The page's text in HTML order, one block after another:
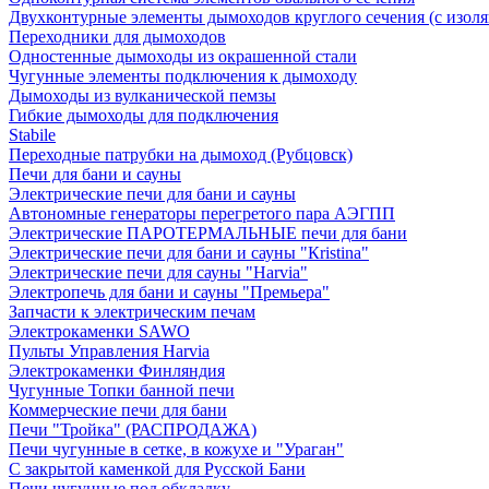
Двухконтурные элементы дымоходов круглого сечения (с
Переходники для дымоходов
Одностенные дымоходы из окрашенной стали
Чугунные элементы подключения к дымоходу
Дымоходы из вулканической пемзы
Гибкие дымоходы для подключения
Stabile
Переходные патрубки на дымоход (Рубцовск)
Печи для бани и сауны
Электрические печи для бани и сауны
Автономные генераторы перегретого пара АЭГПП
Электрические ПАРОТЕРМАЛЬНЫЕ печи для бани
Электрические печи для бани и сауны "Кristina"
Электрические печи для сауны "Harvia"
Электропечь для бани и сауны "Премьера"
Запчасти к электрическим печам
Электрокаменки SAWO
Пульты Управления Harvia
Электрокаменки Финляндия
Чугунные Топки банной печи
Коммерческие печи для бани
Печи "Тройка" (РАСПРОДАЖА)
Печи чугунные в сетке, в кожухе и "Ураган"
С закрытой каменкой для Русской Бани